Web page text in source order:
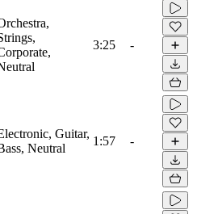
3:25 -
Guitar,
Neutral
1:57 -